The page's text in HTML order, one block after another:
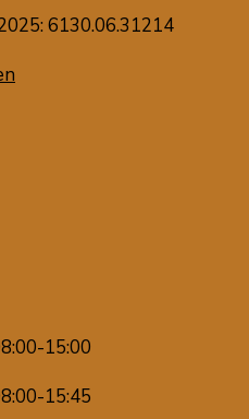
6130.06.31214
15:00
15:45